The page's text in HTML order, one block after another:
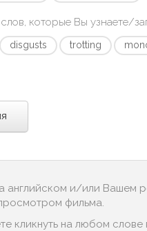
которые Вы узнаете/
disgusts trotting
английском и/или Вашем
фильма.
на любом слове